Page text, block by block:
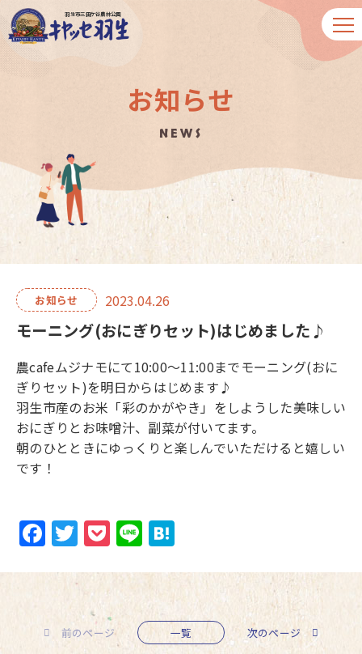
羽生市三田ケ谷農林公園
お知らせ
NEWS
お知らせ 2023.04.26
モーニング(おにぎりセット)はじめました♪
農cafeムジナモにて10:00～11:00までモーニング(おに
ぎりセット)を明日からはじめます♪
羽生市産のお米「彩のかがやき」をしようした美味しい
おにぎりとお味噌汁、副菜が付いてます。
朝のひとときにゆっくりと楽しんでいただけると嬉しい
です！
Facebook
Twitter
Pocket
Line
前のページ 一覧 次のページ